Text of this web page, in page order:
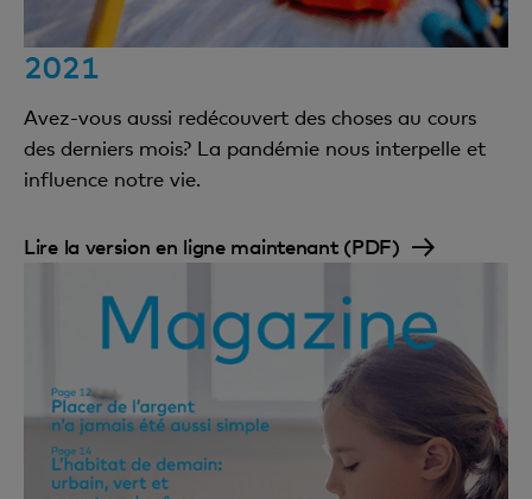
2021
Avez-vous aussi redécouvert des choses au cours
des derniers mois? La pandémie nous interpelle et
influence notre vie.
Lire la version en ligne maintenant (PDF)